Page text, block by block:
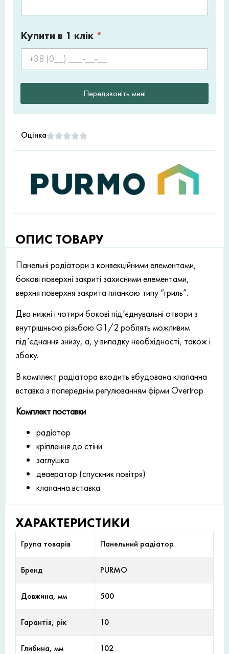
Купити в 1 клік *
Передзвоніть мені
Оцінка
ОПИС ТОВАРУ
Панельні радіатори з конвекційними елементами,
бокові поверхні закриті захисними елементами,
верхня поверхня закрита планкою типу “гриль”.
Два нижні і чотири бокові під’єднувальні отвори з
внутрішньою різьбою G1/2 роблять можливим
під’єднання знизу, а, у випадку необхідності, також і
збоку.
В комплект радіатора входить вбудована клапанна
вставка з попереднім регулюванням фірми Overtrop
Комплект поставки
радіатор
кріплення до стіни
заглушка
деаератор (спускник повітря)
клапанна вставка
ХАРАКТЕРИСТИКИ
Група товарів Панельний радіатор
Бренд PURMO
Довжина, мм 500
Гарантія, рік 10
Глибина, мм 102